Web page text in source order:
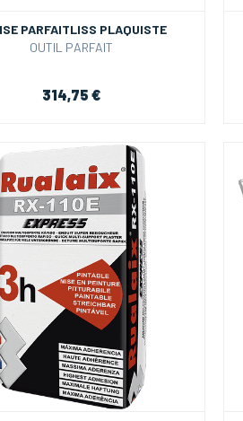
PARFAITLISS PLAQUISTE
OUTIL PARFAIT
314,75 €